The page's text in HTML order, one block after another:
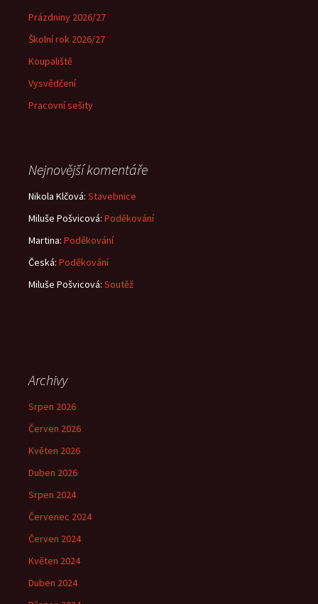
Prázdniny 2026/27
Školní rok 2026/27
Koupaliště
Vysvědčení
Pracovní sešity
Nejnovější komentáře
Nikola Klčová: Stavebnice
Miluše Pošvicová: Poděkování
Martina: Poděkování
Česká: Poděkování
Miluše Pošvicová: Soutěž
Archivy
Srpen 2026
Červen 2026
Květen 2026
Duben 2026
Srpen 2024
Červenec 2024
Červen 2024
Květen 2024
Duben 2024